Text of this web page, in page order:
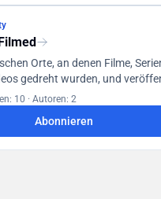
Orte, an denen Filme,
gedreht wurden, und
in einer für alle Benutzer
10 · Autoren: 2
Abonnieren